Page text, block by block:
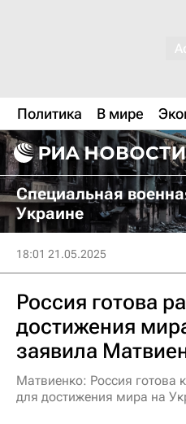
Политика В мире
Специальная
Украине
18:01 21.05.2025
Россия готова
достижения
заявила
Матвиенко: Россия готова
для достижения мира на